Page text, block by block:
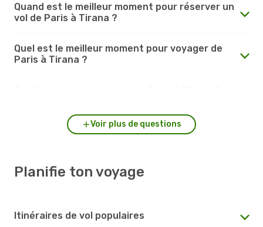
Quand est le meilleur moment pour réserver un
vol de Paris à Tirana ?
Quel est le meilleur moment pour voyager de
Paris à Tirana ?
Voir plus de questions
Planifie ton voyage
Itinéraires de vol populaires